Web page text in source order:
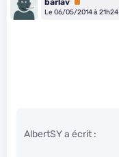
barlav
Le 06/05/2014 à 21h24
AlbertSY a écrit :